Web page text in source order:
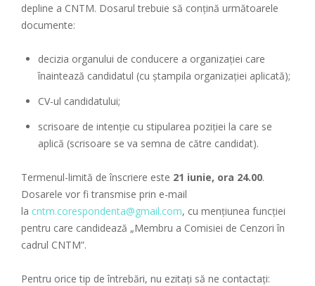
depline a CNTM. Dosarul trebuie să conţină următoarele
documente:
decizia organului de conducere a organizaţiei care
înaintează candidatul (cu ştampila organizaţiei aplicată);
CV-ul candidatului;
scrisoare de intenţie cu stipularea poziţiei la care se
aplică (scrisoare se va semna de către candidat).
Termenul-limită de înscriere este 21 iunie, ora 24.00.
Dosarele vor fi transmise prin e-mail
la cntm.corespondenta@gmail.com, cu mențiunea funcției
pentru care candidează „Membru a Comisiei de Cenzori în
cadrul CNTM”.
Pentru orice tip de întrebări, nu ezitați să ne contactați: